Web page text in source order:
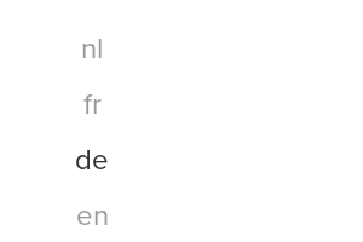
nl
fr
de
en